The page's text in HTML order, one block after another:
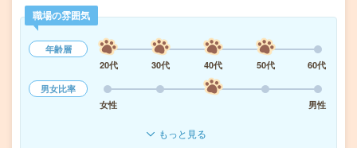
職場の雰囲気
年齢層
20代
30代 40代 50代
60代
男女比率
女性
男性
もっと見る